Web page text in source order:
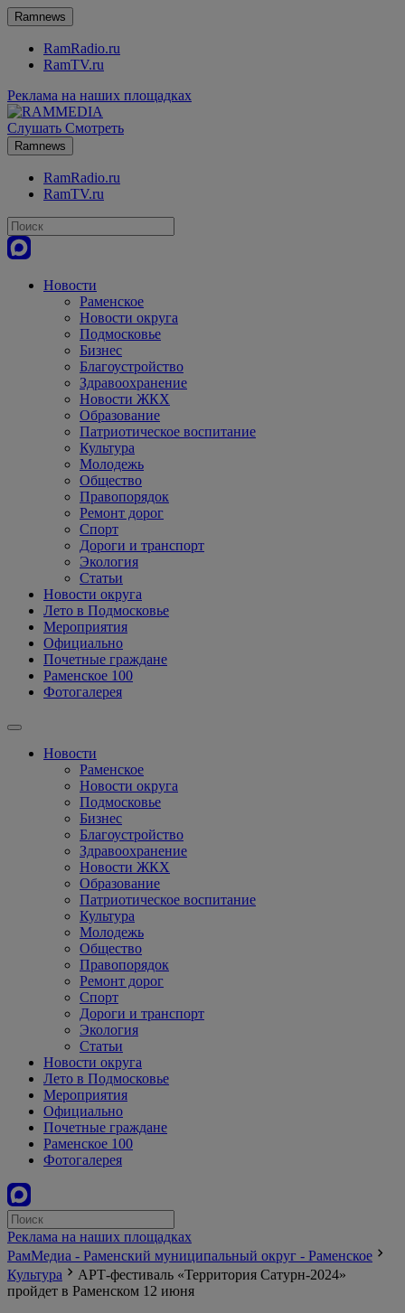
Ramnews
RamRadio.ru
RamTV.ru
Реклама на наших площадках
Слушать Смотреть
Ramnews
RamRadio.ru
RamTV.ru
Новости
Раменское
Новости округа
Подмосковье
Бизнес
Благоустройство
Здравоохранение
Новости ЖКХ
Образование
Патриотическое воспитание
Культура
Молодежь
Общество
Правопорядок
Ремонт дорог
Спорт
Дороги и транспорт
Экология
Статьи
Новости округа
Лето в Подмосковье
Мероприятия
Официально
Почетные граждане
Раменское 100
Фотогалерея
Новости
Раменское
Новости округа
Подмосковье
Бизнес
Благоустройство
Здравоохранение
Новости ЖКХ
Образование
Патриотическое воспитание
Культура
Молодежь
Общество
Правопорядок
Ремонт дорог
Спорт
Дороги и транспорт
Экология
Статьи
Новости округа
Лето в Подмосковье
Мероприятия
Официально
Почетные граждане
Раменское 100
Фотогалерея
Реклама на наших площадках
РамМедиа - Раменский муниципальный округ - Раменское
Культура
АРТ-фестиваль «Территория Сатурн-2024»
пройдет в Раменском 12 июня